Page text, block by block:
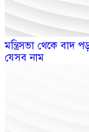
মন্ত্রিসভা থেকে
যেসব নাম